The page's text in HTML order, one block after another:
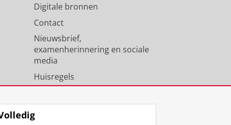
Digitale bronnen
Contact
Nieuwsbrief,
examenherinnering en sociale
media
Huisregels
Universiteitsbibliotheek